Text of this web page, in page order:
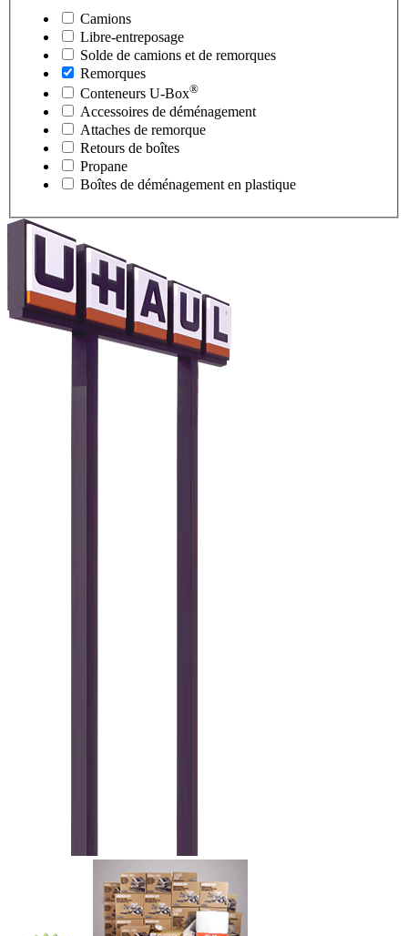
Camions
Libre-entreposage
Solde de camions et de remorques
Remorques
Conteneurs U-Box®
Accessoires de déménagement
Attaches de remorque
Retours de boîtes
Propane
Boîtes de déménagement en plastique